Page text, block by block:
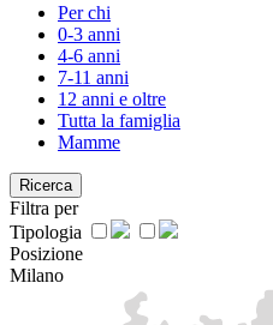
Per chi
0-3 anni
4-6 anni
7-11 anni
12 anni e oltre
Tutta la famiglia
Mamme
Ricerca
Filtra per
Tipologia
Posizione
Milano